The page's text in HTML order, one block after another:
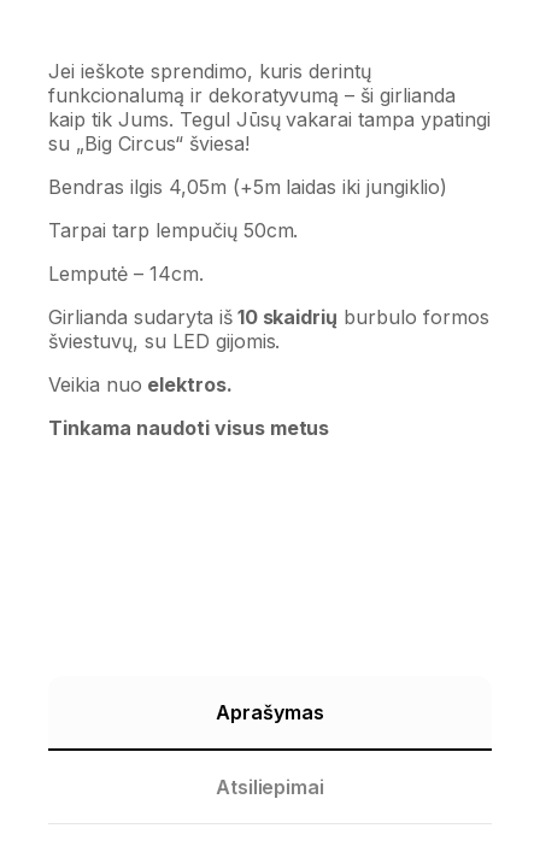
Jei ieškote sprendimo, kuris derintų
funkcionalumą ir dekoratyvumą – ši girlianda
kaip tik Jums. Tegul Jūsų vakarai tampa ypatingi
su „Big Circus“ šviesa!
Bendras ilgis 4,05m (+5m laidas iki jungiklio)
Tarpai tarp lempučių 50cm.
Lemputė – 14cm.
Girlianda sudaryta iš10 skaidrių burbulo formos
šviestuvų, su LED gijomis.
Veikia nuo elektros.
Tinkama naudoti visus metus
Aprašymas
Atsiliepimai